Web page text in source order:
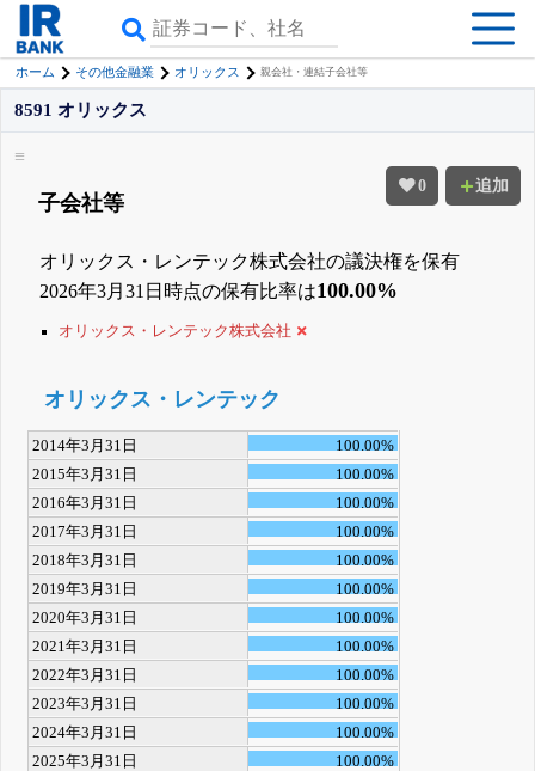
ホーム その他金融業 オリックス 親会社・連結子会社等
0 追加
8591 オリックス
子会社等
オリックス・レンテック株式会社の議決権を保有
2026年3月31日時点の保有比率は100.00%
オリックス・レンテック株式会社
オリックス・レンテック
2014年3月31日
100.00%
2015年3月31日
100.00%
2016年3月31日
100.00%
2017年3月31日
100.00%
2018年3月31日
100.00%
2019年3月31日
100.00%
2020年3月31日
100.00%
2021年3月31日
100.00%
2022年3月31日
100.00%
2023年3月31日
100.00%
2024年3月31日
100.00%
2025年3月31日
100.00%